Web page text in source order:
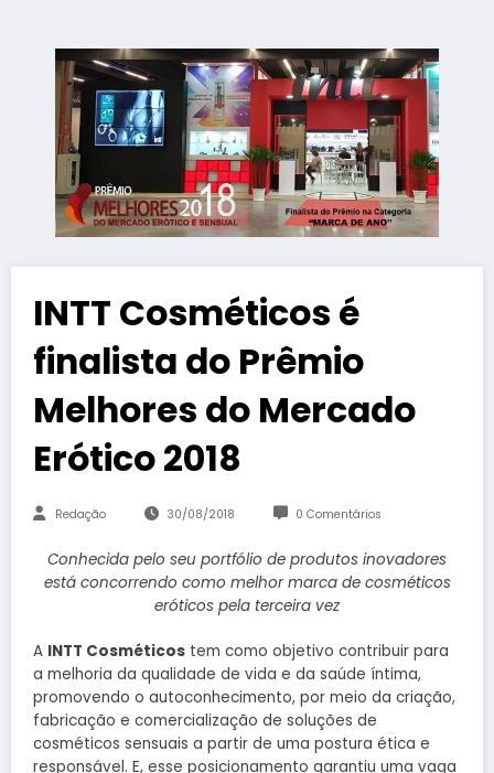
INTT Cosméticos é
finalista do Prêmio
Melhores do Mercado
Erótico 2018
Redação 30/08/2018 0 Comentários
Conhecida pelo seu portfólio de produtos inovadores
está concorrendo como melhor marca de cosméticos
eróticos pela terceira vez
A INTT Cosméticos tem como objetivo contribuir para
a melhoria da qualidade de vida e da saúde íntima,
promovendo o autoconhecimento, por meio da criação,
fabricação e comercialização de soluções de
cosméticos sensuais a partir de uma postura ética e
responsável. E, esse posicionamento garantiu uma vaga